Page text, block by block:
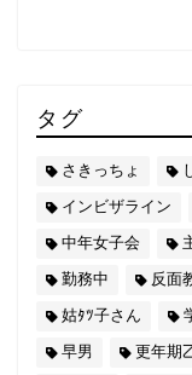
タグ
さきっちょ
インビザライン
中年女子会
勤務中
反面
姑ﾀﾂ子さん
早男
更年期